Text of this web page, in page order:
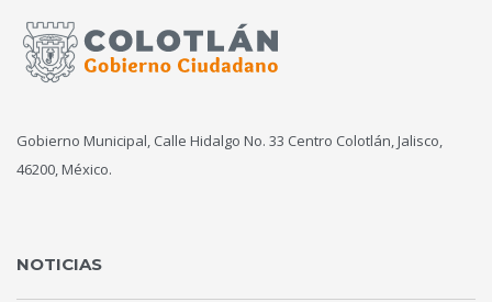
Gobierno Municipal, Calle Hidalgo No. 33 Centro Colotlán, Jalisco,
46200, México.
NOTICIAS